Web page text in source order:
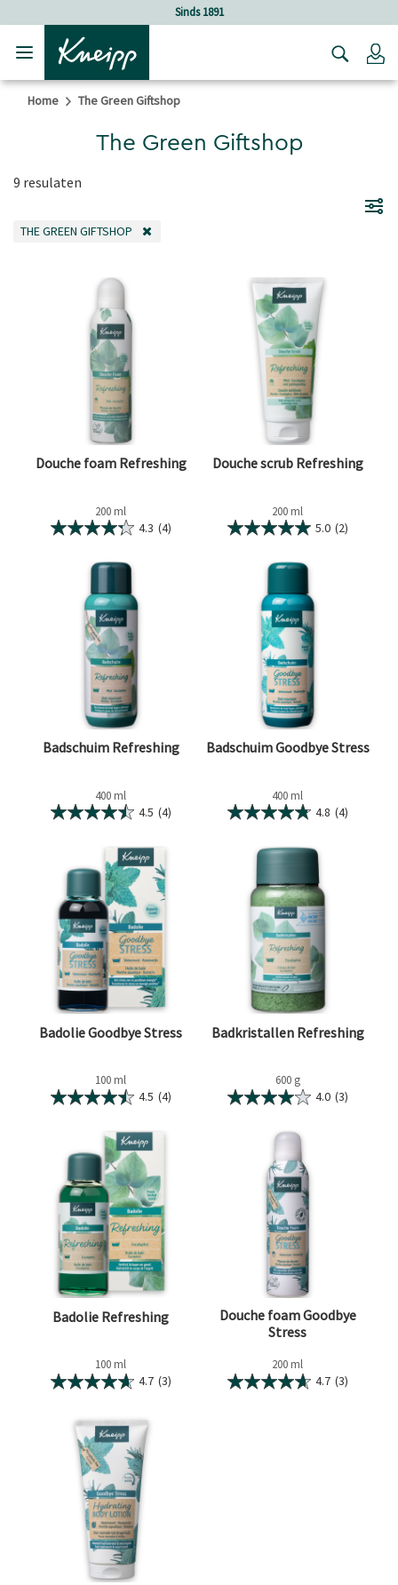
Verder gaan naar hoofdinhoud.Sinds 1891
Home The Green Giftshop
The Green Giftshop
9 resulaten
THE GREEN GIFTSHOP
Douche foam Refreshing
200 ml
4.3 (4)
Douche scrub Refreshing
200 ml
5.0 (2)
Badschuim Refreshing
400 ml
4.5 (4)
Badschuim Goodbye Stress
400 ml
4.8 (4)
Badolie Goodbye Stress
100 ml
4.5 (4)
Badkristallen Refreshing
600 g
4.0 (3)
Badolie Refreshing
100 ml
4.7 (3)
Douche foam Goodbye
Stress
200 ml
4.7 (3)